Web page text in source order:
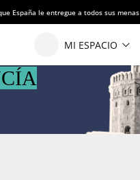
España le entregue a todos sus menas